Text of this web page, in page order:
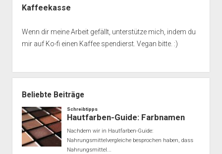
Kaffeekasse
Wenn dir meine Arbeit gefällt, unterstütze mich, indem du
mir auf Ko-fi einen Kaffee spendierst. Vegan bitte. :)
Beliebte Beiträge